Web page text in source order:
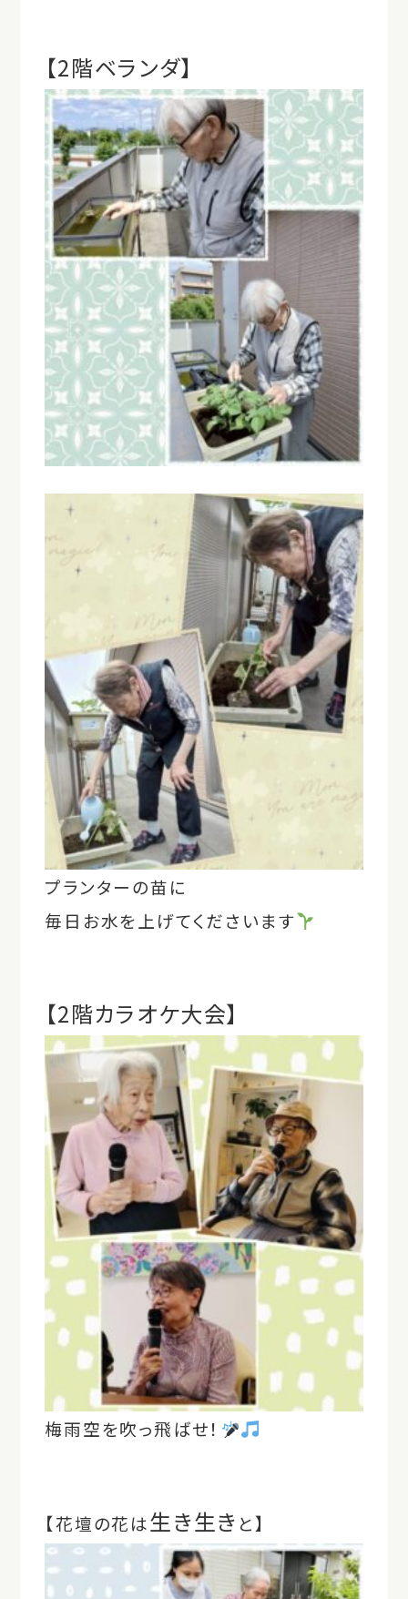
【2階ベランダ】
プランターの苗に
毎日お水を上げてくださいます
【2階カラオケ大会】
梅雨空を吹っ飛ばせ！
【花壇の花は生き生き と】